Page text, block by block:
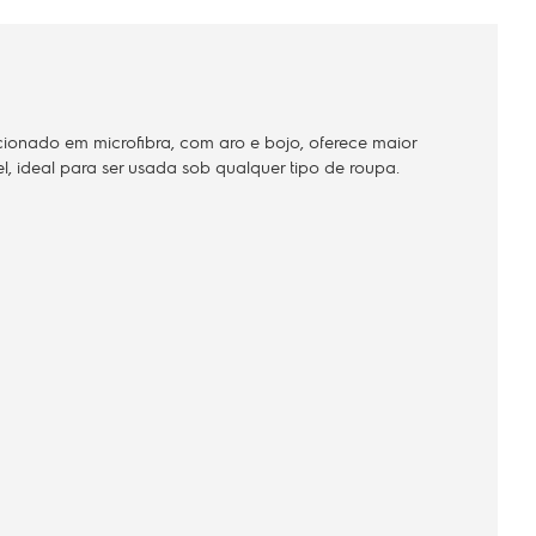
em microfibra, com aro e bojo, oferece maior
ideal para ser usada sob qualquer tipo de roupa.